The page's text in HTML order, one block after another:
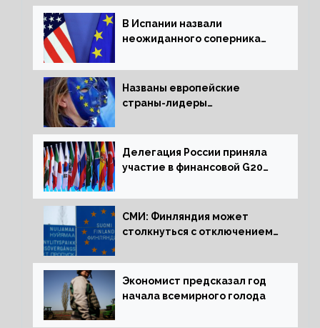
В Испании назвали
неожиданного соперника
Названы европейские
страны-лидеры
активов
Делегация России приняла
участие в финансовой G20
СМИ: Финляндия может
столкнуться с отключением
Экономист предсказал год
начала всемирного голода